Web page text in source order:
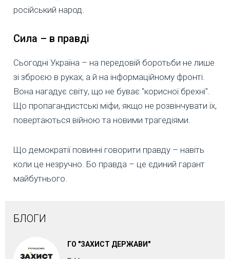
російський народ.
Сила – в правді
Сьогодні Україна – на передовій боротьби не лише
зі зброєю в руках, а й на інформаційному фронті.
Вона нагадує світу, що не буває "корисної брехні".
Що пропагандистські міфи, якщо не розвінчувати їх,
повертаються війною та новими трагедіями.
Що демократії повинні говорити правду – навіть
коли це незручно. Бо правда – це єдиний гарант
майбутнього.
БЛОГИ
ГО "ЗАХИСТ ДЕРЖАВИ"